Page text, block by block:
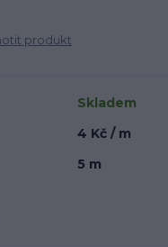
produkt
Skladem
4 Kč / m
5 m